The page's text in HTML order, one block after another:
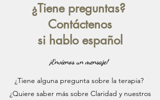
¿Tiene preguntas?
Contáctenos
si hablo español
¡Envíenos un mensaje!
¿Tiene alguna pregunta sobre la terapia?
¿Quiere saber más sobre Claridad y nuestros